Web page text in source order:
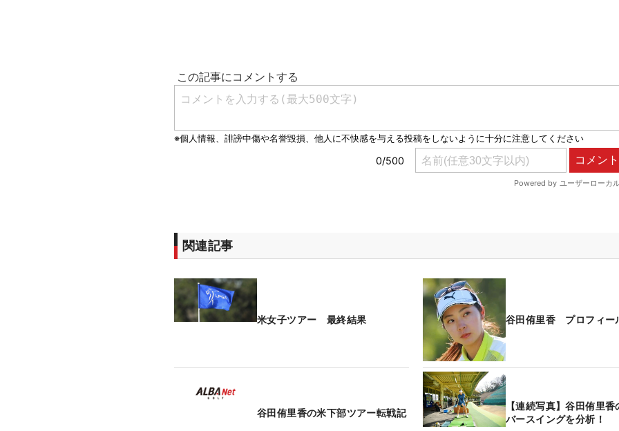
関連記事
米女子ツアー 最終結果 谷田侑里香 プロフィー
谷田侑里香の米下部ツアー転戦記
【連続写真】谷田侑里
バースイングを分析！